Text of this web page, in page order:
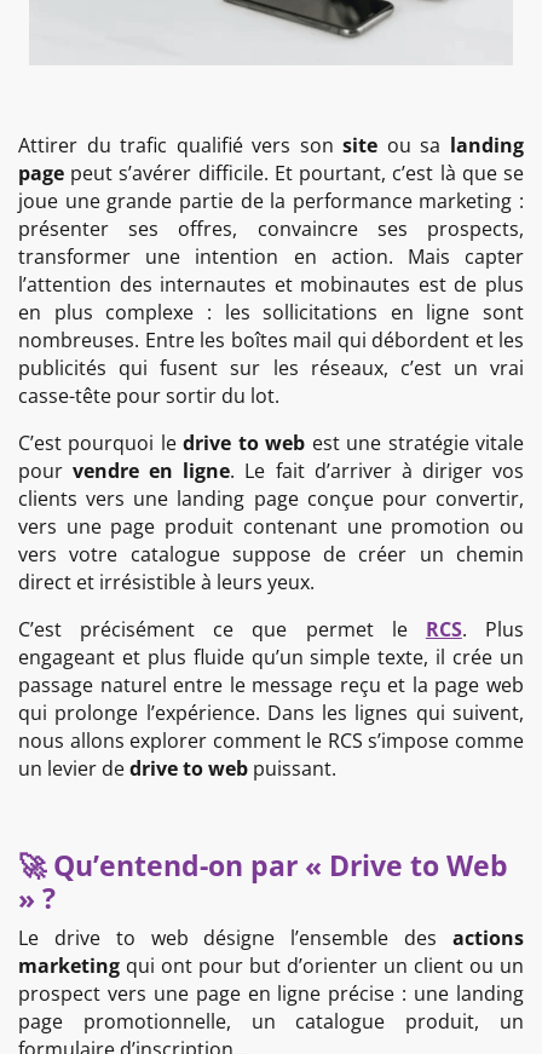
Attirer du trafic qualifié vers sonsite ou sa landing
page peut s’avérer difficile. Et pourtant, c’est là que se
joue une grande partie de la performance marketing :
présenter ses offres, convaincre ses prospects,
transformer une intention en action. Mais capter
l’attention des internautes et mobinautes est de plus
en plus complexe : les sollicitations en ligne sont
nombreuses. Entre les boîtes mail qui débordent et les
publicités qui fusent sur les réseaux, c’est un vrai
casse-tête pour sortir du lot.
C’est pourquoi ledrive to web est une stratégie vitale
pourvendre en ligne. Le fait d’arriver à diriger vos
clients vers une landing page conçue pour convertir,
vers une page produit contenant une promotion ou
vers votre catalogue suppose de créer un chemin
direct et irrésistible à leurs yeux.
C’est précisément ce que permet le RCS. Plus
engageant et plus fluide qu’un simple texte, il crée un
passage naturel entre le message reçu et la page web
qui prolonge l’expérience. Dans les lignes qui suivent,
nous allons explorer comment le RCS s’impose comme
un levier dedrive to web puissant.
🚀 Qu’entend-on par « Drive to Web
» ?
Le drive to web désigne l’ensemble des actions
marketing qui ont pour but d’orienter un client ou un
prospect vers une page en ligne précise : une landing
page promotionnelle, un catalogue produit, un